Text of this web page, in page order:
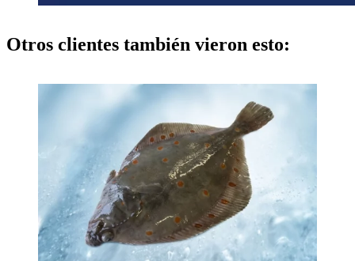
Otros clientes también vieron esto: